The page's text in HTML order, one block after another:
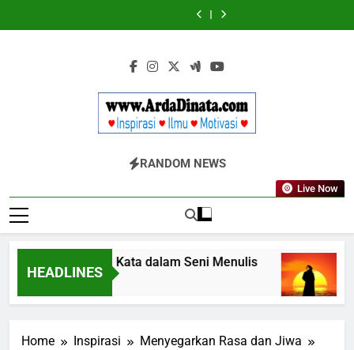
to
Kekinian
EFEKTA
English
for
Adults
Wajib
Diketahui
Kekinian
di
EFEKTA
English
for
Adults
BERDAYA
Inspirasi, Ilmu, Dan Motivasi
RANDOM NEWS
Live Now
HEADLINES
Terbangkan Kata dalam Seni Menulis
3 Tahun Ago
Home Inspirasi
Menyegarkan Rasa dan Jiwa